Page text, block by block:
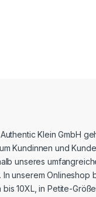
Klein GmbH
Kundinnen und
unseres
unserem Onlineshop
10XL, in Petite-